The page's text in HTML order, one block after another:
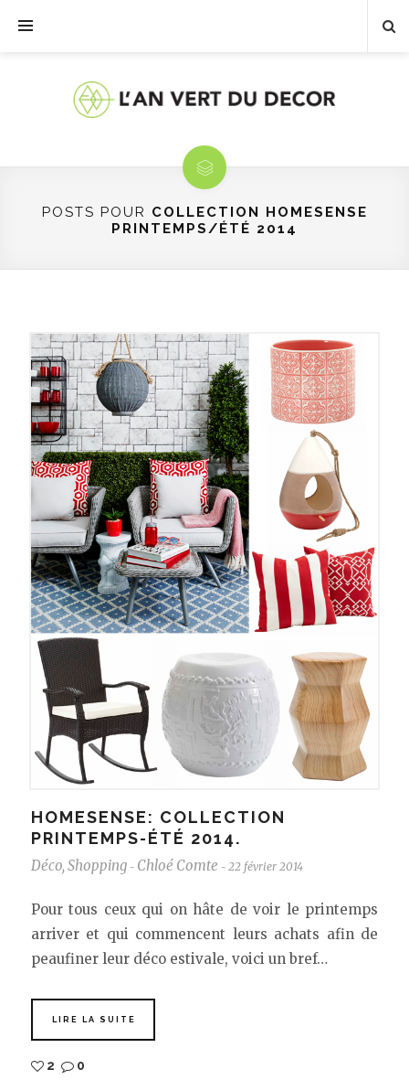
POSTS POUR COLLECTION HOMESENSE
PRINTEMPS/ÉTÉ 2014
HOMESENSE: COLLECTION
PRINTEMPS-ÉTÉ 2014.
Déco, Shopping - Chloé Comte - 22 février 2014
Pour tous ceux qui on hâte de voir le printemps
arriver et qui commencent leurs achats afin de
peaufiner leur déco estivale, voici un bref…
LIRE LA SUITE
2 0